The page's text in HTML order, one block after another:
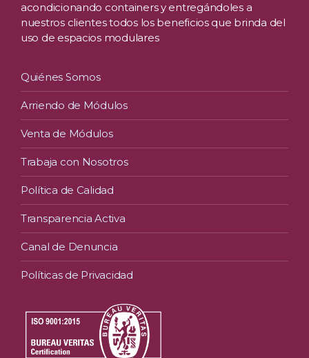
acondicionando containers y entregándoles a
nuestros clientes todos los beneficios que brinda del
uso de espacios modulares
Quiénes Somos
Arriendo de Módulos
Venta de Módulos
Trabaja con Nosotros
Política de Calidad
Transparencia Activa
Canal de Denuncia
Políticas de Privacidad